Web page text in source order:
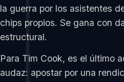
la guerra por los asistentes
chips propios. Se gana con
estructural.
Para Tim Cook, es el último
audaz: apostar por una